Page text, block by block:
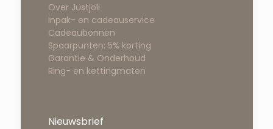
Over Justjoli
Inpak- en cadeauservice
Cadeaubonnen
Spaarpunten: 5% korting
Garantie & Onderhoud
Ring- en kettingmaten
Nieuwsbrief